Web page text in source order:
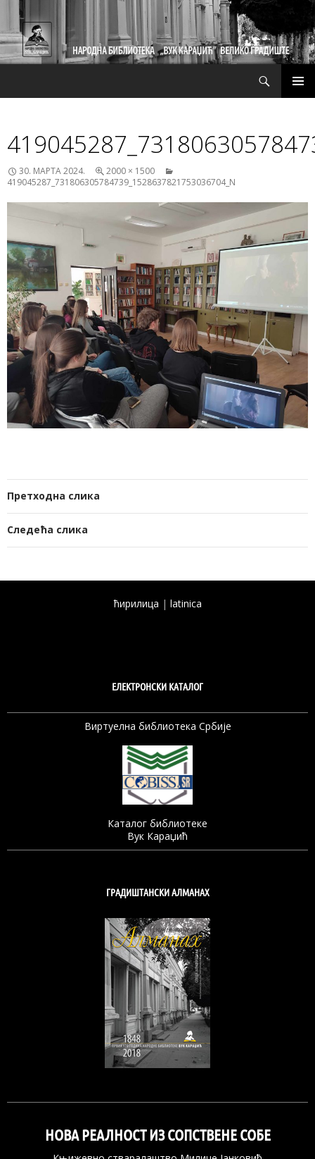
30. МАРТА 2024.
2000 × 1500
419045287_731806305784739_1528637821753036704_N
Претходна слика
Следећа слика
ћирилица | latinica
ЕЛЕКТРОНСКИ КАТАЛОГ
Виртуелна библиотека Србије
Каталог библиотеке
Вук Караџић
ГРАДИШТАНСКИ АЛМАНАХ
НОВА РЕАЛНОСТ ИЗ СОПСТВЕНЕ СОБЕ